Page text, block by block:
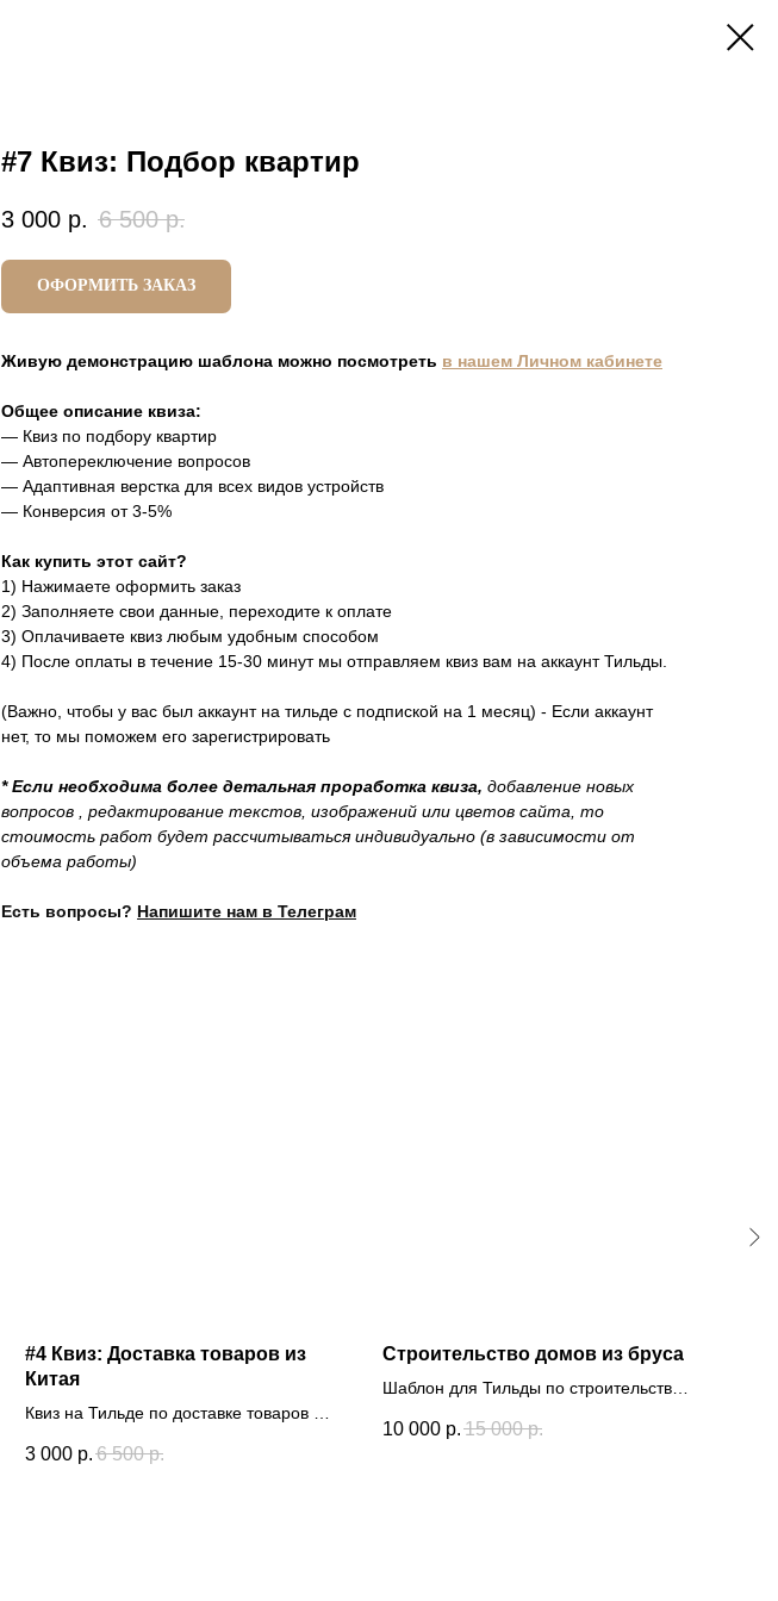
#7 Квиз: Подбор квартир
3 000 р. 6 500 р.
ОФОРМИТЬ ЗАКАЗ
Живую демонстрацию шаблона можно посмотреть в нашем Личном кабинете
Общее описание квиза:
— Квиз по подбору квартир
— Автопереключение вопросов
— Адаптивная верстка для всех видов устройств
— Конверсия от 3-5%
Как купить этот сайт?
1) Нажимаете оформить заказ
2) Заполняете свои данные, переходите к оплате
3) Оплачиваете квиз любым удобным способом
4) После оплаты в течение 15-30 минут мы отправляем квиз вам на аккаунт Тильды.
(Важно, чтобы у вас был аккаунт на тильде с подпиской на 1 месяц) - Если аккаунт
нет, то мы поможем его зарегистрировать
* Если необходима более детальная проработка квиза, добавление новых
вопросов , редактирование текстов, изображений или цветов сайта, то
стоимость работ будет рассчитываться индивидуально (в зависимости от
объема работы)
Есть вопросы? Напишите нам в Телеграм
#4 Квиз: Доставка товаров из
Китая
Квиз на Тильде по доставке товаров из
3 000 р. 6 500 р.
Строительство домов из бруса
Шаблон для Тильды по строительству
10 000 р. 15 000 р.